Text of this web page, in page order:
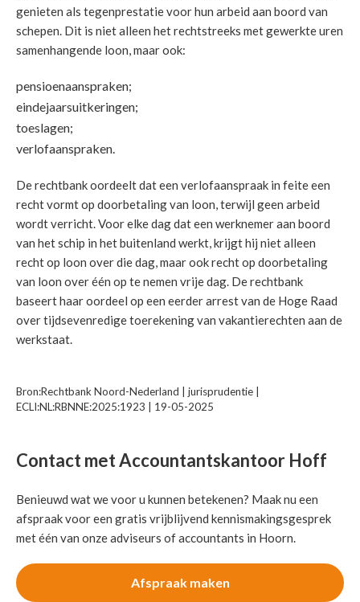
genieten als tegenprestatie voor hun arbeid aan boord van
schepen. Dit is niet alleen het rechtstreeks met gewerkte uren
samenhangende loon, maar ook:
pensioenaanspraken;
eindejaarsuitkeringen;
toeslagen;
verlofaanspraken.
De rechtbank oordeelt dat een verlofaanspraak in feite een
recht vormt op doorbetaling van loon, terwijl geen arbeid
wordt verricht. Voor elke dag dat een werknemer aan boord
van het schip in het buitenland werkt, krijgt hij niet alleen
recht op loon over die dag, maar ook recht op doorbetaling
van loon over één op te nemen vrije dag. De rechtbank
baseert haar oordeel op een eerder arrest van de Hoge Raad
over tijdsevenredige toerekening van vakantierechten aan de
werkstaat.
Bron:Rechtbank Noord-Nederland | jurisprudentie |
ECLI:NL:RBNNE:2025:1923 | 19-05-2025
Contact met Accountantskantoor Hoff
Benieuwd wat we voor u kunnen betekenen? Maak nu een
afspraak voor een gratis vrijblijvend kennismakingsgesprek
met één van onze adviseurs of accountants in Hoorn.
Afspraak maken